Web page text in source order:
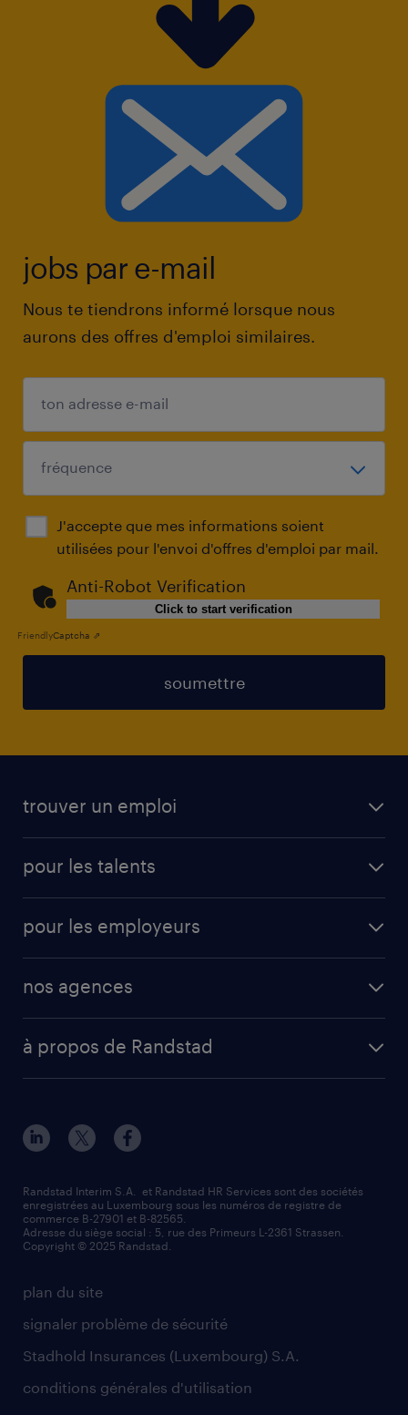
jobs par e-mail
Nous te tiendrons informé lorsque nous
aurons des offres d'emploi similaires.
J'accepte que mes informations soient
utilisées pour l'envoi d'offres d'emploi par mail.
Anti-Robot Verification
Click to start verification
FriendlyCaptcha ⇗
soumettre
trouver un emploi
cdi
pour les talents
professional
votre lettre de motivation
tout savoir sur l'intérim
pour les employeurs
professional
recherche de personnel
demander à être contacté
mag RH
nos agences
Esch-sur-Alzette (rue de Luxembourg)
Strassen
Wiltz
à propos de Randstad
notre histoire
responsabilité
valeurs et mission
information importante
randstad dans le monde
plan du site
signaler problème de sécurité
Stadhold Insurances (Luxembourg) S.A.
conditions générales d'utilisation
Randstad Interim S.A. et Randstad HR Services sont des sociétés
enregistrées au Luxembourg sous les numéros de registre de
commerce B-27901 et B-82565.
Adresse du siège social : 5, rue des Primeurs L-2361 Strassen.
Copyright © 2025 Randstad.